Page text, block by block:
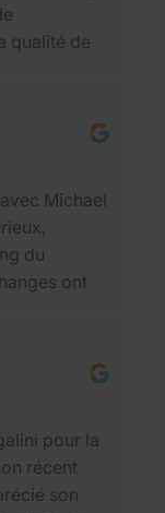
qualité de
d’un grand
avec
Myriam a
à
relation de
et la
Michael
du
ont
attentes
des
dans la
un
de son
pour la
récent
son